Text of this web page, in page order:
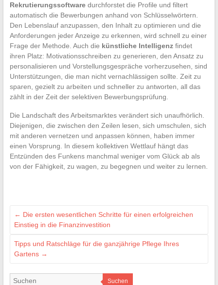
Rekrutierungssoftwaredurchforstet die Profile und filtert
automatisch die Bewerbungen anhand von Schlüsselwörtern.
Den Lebenslauf anzupassen, den Inhalt zu optimieren und die
Anforderungen jeder Anzeige zu erkennen, wird schnell zu einer
Frage der Methode. Auch die künstliche Intelligenzfindet
ihren Platz: Motivationsschreiben zu generieren, den Ansatz zu
personalisieren und Vorstellungsgespräche vorherzusehen, sind
Unterstützungen, die man nicht vernachlässigen sollte. Zeit zu
sparen, gezielt zu arbeiten und schneller zu antworten, all das
zählt in der Zeit der selektiven Bewerbungsprüfung.
Die Landschaft des Arbeitsmarktes verändert sich unaufhörlich.
Diejenigen, die zwischen den Zeilen lesen, sich umschulen, sich
mit anderen vernetzen und anpassen können, haben immer
einen Vorsprung. In diesem kollektiven Wettlauf hängt das
Entzünden des Funkens manchmal weniger vom Glück ab als
von der Fähigkeit, zu wagen, zu begegnen und weiter zu lernen.
← Die ersten wesentlichen Schritte für einen erfolgreichen
Einstieg in die Finanzinvestition
Tipps und Ratschläge für die ganzjährige Pflege Ihres
Gartens →
Suchen